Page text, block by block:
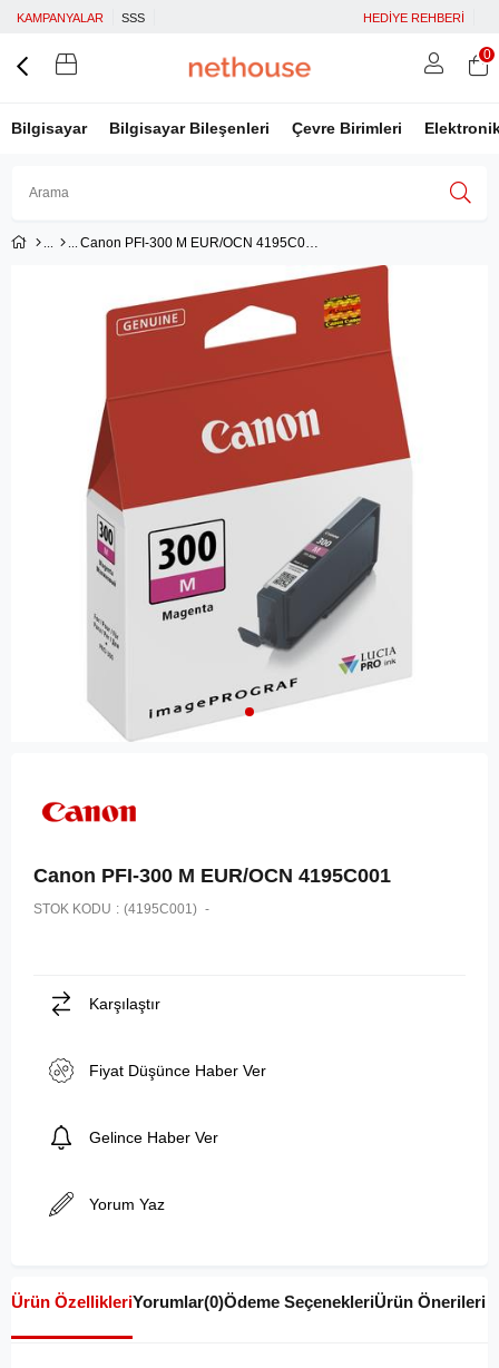
KAMPANYALAR SSS HEDİYE REHBERİ
Bilgisayar Bilgisayar Bileşenleri Çevre Birimleri
Google İle Bağlan
0
Canon PFI-300 M EUR/OCN 4195C001
Canon PFI-300 M EUR/OCN 4195C001
STOK KODU (4195C001)
Karşılaştır
Fiyat Düşünce Haber Ver
Gelince Haber Ver
Yorum Yaz
Ürün ÖzellikleriYorumlar(0)Ödeme SeçenekleriÜrün Önerileri